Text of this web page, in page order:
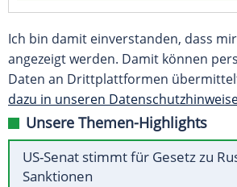
Ich bin damit einverstanden, dass
angezeigt werden. Damit können
Daten an Drittplattformen
dazu in unseren
Unsere Themen-Highlights
US-Senat stimmt für Gesetz zu
Sanktionen